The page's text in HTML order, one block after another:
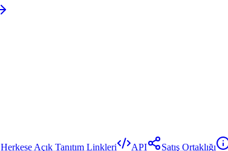
Herkese Açık Tanıtım Linkleri API Satış Ortaklığı